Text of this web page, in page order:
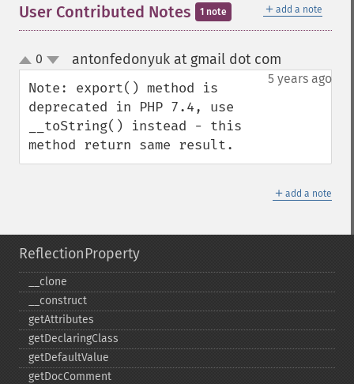
＋ add a note
User Contributed Notes 1 note
up
down
0 antonfedonyuk at gmail dot com
5 years ago
Note: export() method is
deprecated in PHP 7.4, use
__toString() instead - this
method return same result.
＋ add a note
ReflectionProperty
_​_​clone
_​_​construct
getAttributes
getDeclaringClass
getDefaultValue
getDocComment